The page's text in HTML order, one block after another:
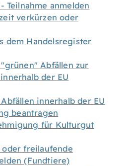
Teilnahme anmelden
verkürzen oder
dem Handelsregister
Abfällen zur
der EU
innerhalb der EU
beantragen
für Kulturgut
oder freilaufende
(Fundtiere)